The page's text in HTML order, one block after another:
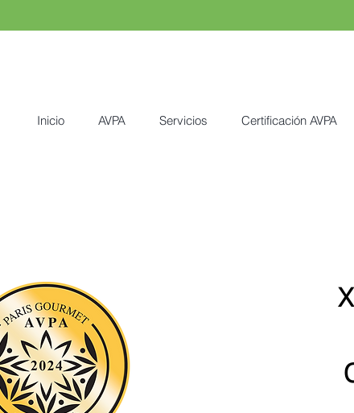
Inicio AVPA Servicios Certificación AVPA